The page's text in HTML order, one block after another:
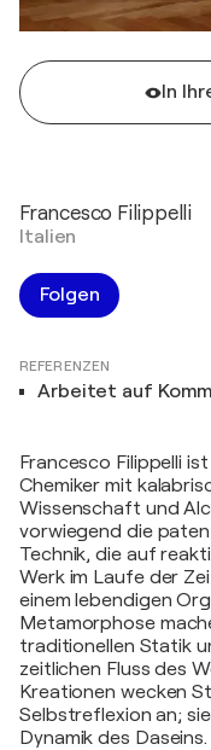
In
Francesco Filippelli
Italien
Folgen
REFERENZEN
Arbeitet auf
Francesco Filippelli
Chemiker mit
Wissenschaft und
vorwiegend die
Technik, die auf
Werk im Laufe der
einem lebendigen
Metamorphose
traditionellen Statik
zeitlichen Fluss des
Kreationen wecken
Selbstreflexion an;
Dynamik des Daseins.